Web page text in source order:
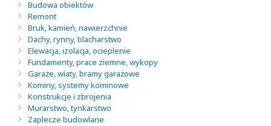
Budowa obiektów
Remont
Bruk, kamień, nawierzchnie
Dachy, rynny, blacharstwo
Elewacja, izolacja, ocieplenie
Fundamenty, prace ziemne, wykopy
Garaże, wiaty, bramy garażowe
Kominy, systemy kominowe
Konstrukcje i zbrojenia
Murarstwo, tynkarstwo
Zaplecze budowlane